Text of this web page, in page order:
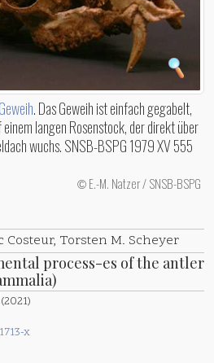
Geweih. Das Geweih ist einfach gegabelt,
langen Rosenstock, der direkt über
wuchs. SNSB-BSPG 1979 XV 555
© E.-M. Natzer / SNSB-BSPG
Costeur, Torsten M. Scheyer
process-es of the antler
x